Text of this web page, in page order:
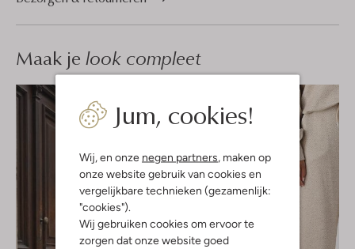
Jum, cookies!
Wij, en onze negen partners, maken op
onze website gebruik van cookies en
vergelijkbare technieken (gezamenlijk:
"cookies").
Wij gebruiken cookies om ervoor te
zorgen dat onze website goed
Maak je look compleet